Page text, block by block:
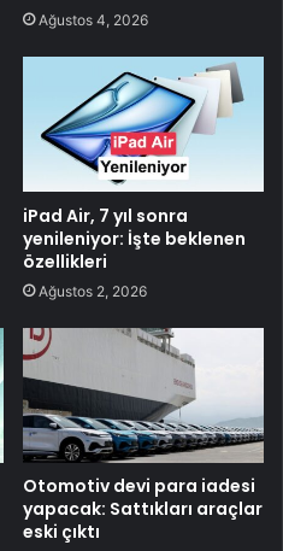
Ağustos 4, 2026
iPad Air, 7 yıl sonra
yenileniyor: İşte beklenen
özellikleri
Ağustos 2, 2026
Otomotiv devi para iadesi
yapacak: Sattıkları araçlar
eski çıktı